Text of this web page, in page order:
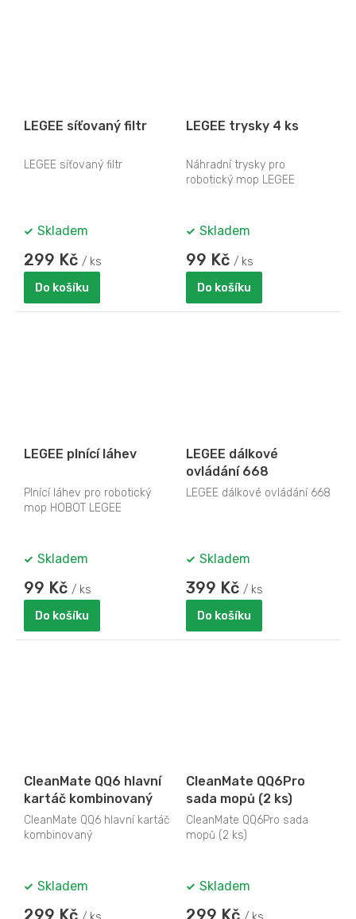
LEGEE síťovaný filtr
LEGEE síťovaný filtr
Skladem
299 Kč / ks
Do košíku
LEGEE trysky 4 ks
Náhradní trysky pro
robotický mop LEGEE
Skladem
99 Kč / ks
Do košíku
LEGEE plnící láhev
Plnící láhev pro robotický
mop HOBOT LEGEE
Skladem
99 Kč / ks
Do košíku
LEGEE dálkové
ovládání 668
LEGEE dálkové ovládání 668
Skladem
399 Kč / ks
Do košíku
CleanMate QQ6 hlavní
kartáč kombinovaný
CleanMate QQ6 hlavní kartáč
kombinovaný
Skladem
299 Kč
CleanMate QQ6Pro
sada mopů (2 ks)
CleanMate QQ6Pro sada
mopů (2 ks)
Skladem
299 Kč